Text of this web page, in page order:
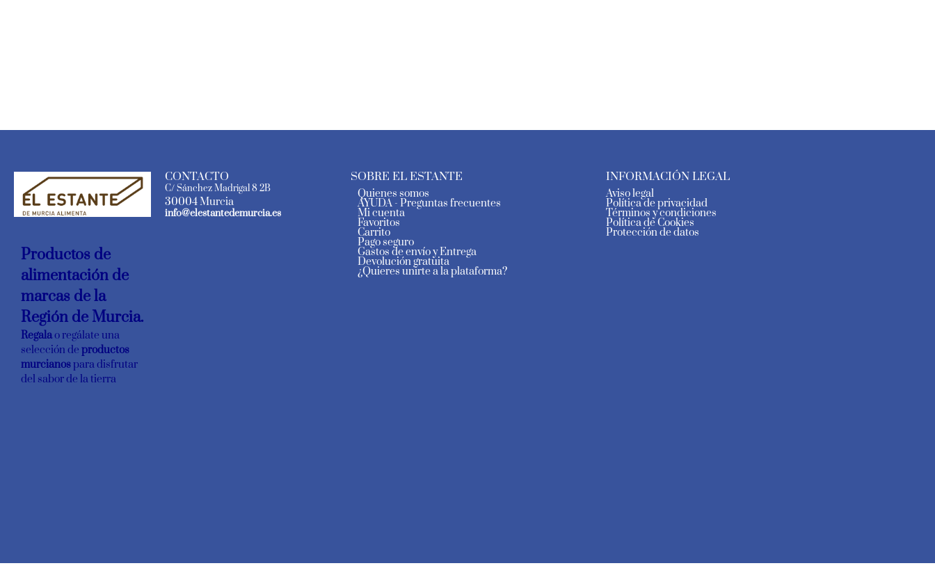
Productos de
alimentación de
marcas de la
Región de Murcia.
Regalao regálate una
selección de productos
murcianospara disfrutar
del sabor de la tierra
CONTACTO
C/ Sánchez Madrigal 8 2B
30004 Murcia
info@elestantedemurcia.es
SOBRE EL ESTANTE
Quienes somos
AYUDA - Preguntas frecuentes
Mi cuenta
Favoritos
Carrito
Pago seguro
Gastos de envío y Entrega
Devolución gratuita
¿Quieres unirte a la plataforma?
INFORMACIÓN LEGAL
Aviso legal
Política de privacidad
Términos y condiciones
Política de Cookies
Protección de datos